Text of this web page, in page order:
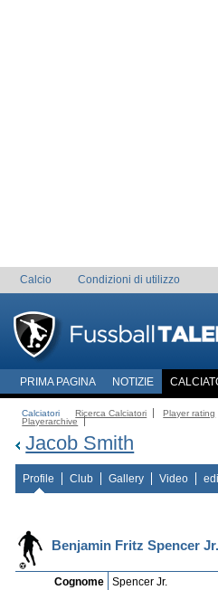
Calcio Condizioni di utilizzo
PRIMA PAGINA NOTIZIE
Calciatori Ricerca Calciatori Player rating
Playerarchive
Jacob Smith
Profile Club Gallery Video
Benjamin Fritz Spencer Jr.
Cognome
Spencer Jr.